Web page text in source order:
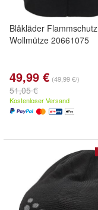
Blåkläder Flammschutz
Wollmütze 20661075
49,99 € (49,99 €/)
51,05 €
Kostenloser Versand